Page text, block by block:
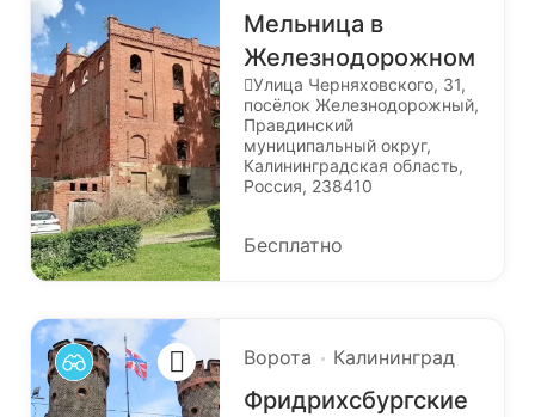
Мельница в
Железнодорожном
Улица Черняховского, 31,
посёлок Железнодорожный,
Правдинский
муниципальный округ,
Калининградская область,
Россия, 238410
Бесплатно
Ворота Калининград
Фридрихсбургские